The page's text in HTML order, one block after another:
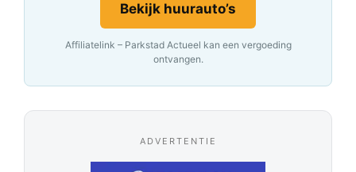
Bekijk huurauto’s
Affiliatelink – Parkstad Actueel kan een vergoeding
ontvangen.
ADVERTENTIE